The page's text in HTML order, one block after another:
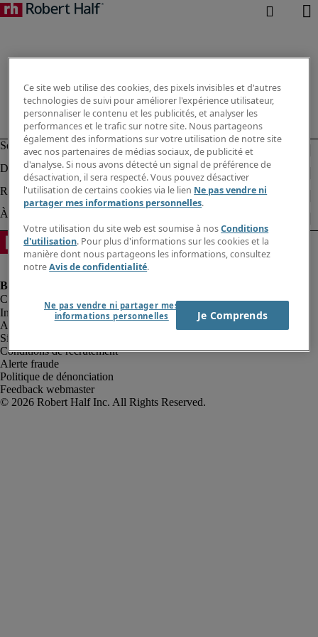
Informations sur la société
Avis de confidentialité
Site web et cookies
Conditions de recrutement
Alerte fraude
Politique de dénonciation
Feedback webmaster
Ce site web utilise des cookies, des pixels invisibles et d'autres
technologies de suivi pour améliorer l'expérience utilisateur,
personnaliser le contenu et les publicités, et analyser les
performances et le trafic sur notre site. Nous partageons
également des informations sur votre utilisation de notre site
avec nos partenaires de médias sociaux, de publicité et
d'analyse. Si nous avons détecté un signal de préférence de
désactivation, il sera respecté. Vous pouvez désactiver
l'utilisation de certains cookies via le lien Ne pas vendre ni
partager mes informations personnelles.
Votre utilisation du site web est soumise à nosConditions
d'utilisation. Pour plus d'informations sur les cookies et la
manière dont nous partageons les informations, consultez
notreAvis de confidentialité.
Ne pas vendre ni partager mes
informations personnelles
Je Comprends